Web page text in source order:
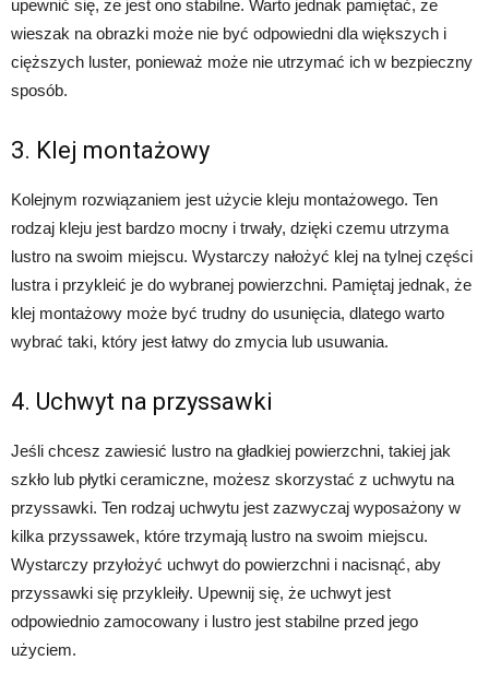
upewnić się, że jest ono stabilne. Warto jednak pamiętać, że
wieszak na obrazki może nie być odpowiedni dla większych i
cięższych luster, ponieważ może nie utrzymać ich w bezpieczny
sposób.
3. Klej montażowy
Kolejnym rozwiązaniem jest użycie kleju montażowego. Ten
rodzaj kleju jest bardzo mocny i trwały, dzięki czemu utrzyma
lustro na swoim miejscu. Wystarczy nałożyć klej na tylnej części
lustra i przykleić je do wybranej powierzchni. Pamiętaj jednak, że
klej montażowy może być trudny do usunięcia, dlatego warto
wybrać taki, który jest łatwy do zmycia lub usuwania.
4. Uchwyt na przyssawki
Jeśli chcesz zawiesić lustro na gładkiej powierzchni, takiej jak
szkło lub płytki ceramiczne, możesz skorzystać z uchwytu na
przyssawki. Ten rodzaj uchwytu jest zazwyczaj wyposażony w
kilka przyssawek, które trzymają lustro na swoim miejscu.
Wystarczy przyłożyć uchwyt do powierzchni i nacisnąć, aby
przyssawki się przykleiły. Upewnij się, że uchwyt jest
odpowiednio zamocowany i lustro jest stabilne przed jego
użyciem.